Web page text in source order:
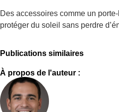
Des accessoires comme un
protéger du soleil sans perdre
Publications similaires
À propos de l'auteur :